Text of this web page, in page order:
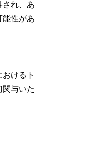
され、あ
能性があ
けるト
関与いた